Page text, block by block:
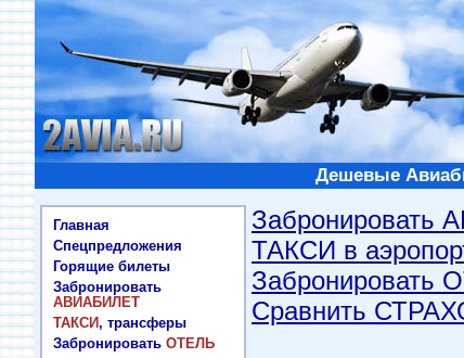
Дешевые
Главная
Спецпредложения
Горящие билеты
Забронировать
АВИАБИЛЕТ
ТАКСИ, трансферы
Забронировать ОТЕЛЬ
Забронировать
ТАКСИ в
Забронировать
Сравнить